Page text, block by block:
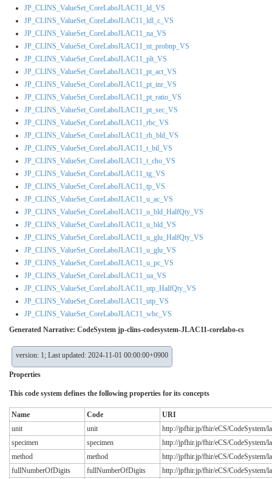
JP_CLINS_ValueSet_CoreLaboJLAC11_ld_VS
JP_CLINS_ValueSet_CoreLaboJLAC11_ldl_c_VS
JP_CLINS_ValueSet_CoreLaboJLAC11_na_VS
JP_CLINS_ValueSet_CoreLaboJLAC11_nt_probnp_VS
JP_CLINS_ValueSet_CoreLaboJLAC11_plt_VS
JP_CLINS_ValueSet_CoreLaboJLAC11_pt_act_VS
JP_CLINS_ValueSet_CoreLaboJLAC11_pt_inr_VS
JP_CLINS_ValueSet_CoreLaboJLAC11_pt_ratio_VS
JP_CLINS_ValueSet_CoreLaboJLAC11_pt_sec_VS
JP_CLINS_ValueSet_CoreLaboJLAC11_rbc_VS
JP_CLINS_ValueSet_CoreLaboJLAC11_rh_bld_VS
JP_CLINS_ValueSet_CoreLaboJLAC11_t_bil_VS
JP_CLINS_ValueSet_CoreLaboJLAC11_t_cho_VS
JP_CLINS_ValueSet_CoreLaboJLAC11_tg_VS
JP_CLINS_ValueSet_CoreLaboJLAC11_tp_VS
JP_CLINS_ValueSet_CoreLaboJLAC11_u_ac_VS
JP_CLINS_ValueSet_CoreLaboJLAC11_u_bld_HalfQty_VS
JP_CLINS_ValueSet_CoreLaboJLAC11_u_bld_VS
JP_CLINS_ValueSet_CoreLaboJLAC11_u_glu_HalfQty_VS
JP_CLINS_ValueSet_CoreLaboJLAC11_u_glu_VS
JP_CLINS_ValueSet_CoreLaboJLAC11_u_pc_VS
JP_CLINS_ValueSet_CoreLaboJLAC11_ua_VS
JP_CLINS_ValueSet_CoreLaboJLAC11_utp_HalfQty_VS
JP_CLINS_ValueSet_CoreLaboJLAC11_utp_VS
JP_CLINS_ValueSet_CoreLaboJLAC11_wbc_VS
Generated Narrative: CodeSystem jp-clins-codesystem-JLAC11-corelabo-cs
version: 1; Last updated: 2024-11-01 00:00:00+0900
Properties
This code system defines the following properties for its concepts
Name Code
URI
unit
unit
http://jpfhir.jp/fhir/eCS/CodeSystem/
specimen
specimen
http://jpfhir.jp/fhir/eCS/CodeSystem/
method
method
http://jpfhir.jp/fhir/eCS/CodeSystem/
fullNumberOfDigits
fullNumberOfDigits
http://jpfhir.jp/fhir/eCS/CodeSystem/